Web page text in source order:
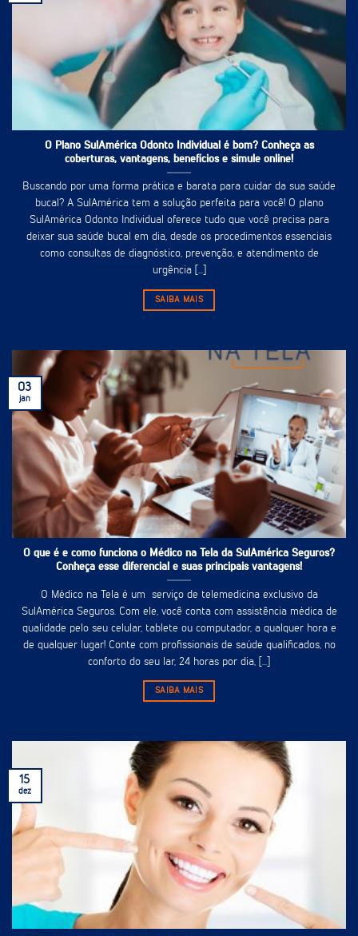
O Plano SulAmérica Odonto Individual é bom? Conheça as
coberturas, vantagens, benefícios e simule online!
Buscando por uma forma prática e barata para cuidar da sua saúde
bucal? A SulAmérica tem a solução perfeita para você! O plano
SulAmérica Odonto Individual oferece tudo que você precisa para
deixar sua saúde bucal em dia, desde os procedimentos essenciais
como consultas de diagnóstico, prevenção, e atendimento de
urgência [...]
SAIBA MAIS
O que é e como funciona o Médico na Tela da SulAmérica Seguros?
Conheça esse diferencial e suas principais vantagens!
O Médico na Tela é um serviço de telemedicina exclusivo da
SulAmérica Seguros. Com ele, você conta com assistência médica de
qualidade pelo seu celular, tablete ou computador, a qualquer hora e
de qualquer lugar! Conte com profissionais de saúde qualificados, no
conforto do seu lar, 24 horas por dia, [...]
SAIBA MAIS
03
jan
15
dez